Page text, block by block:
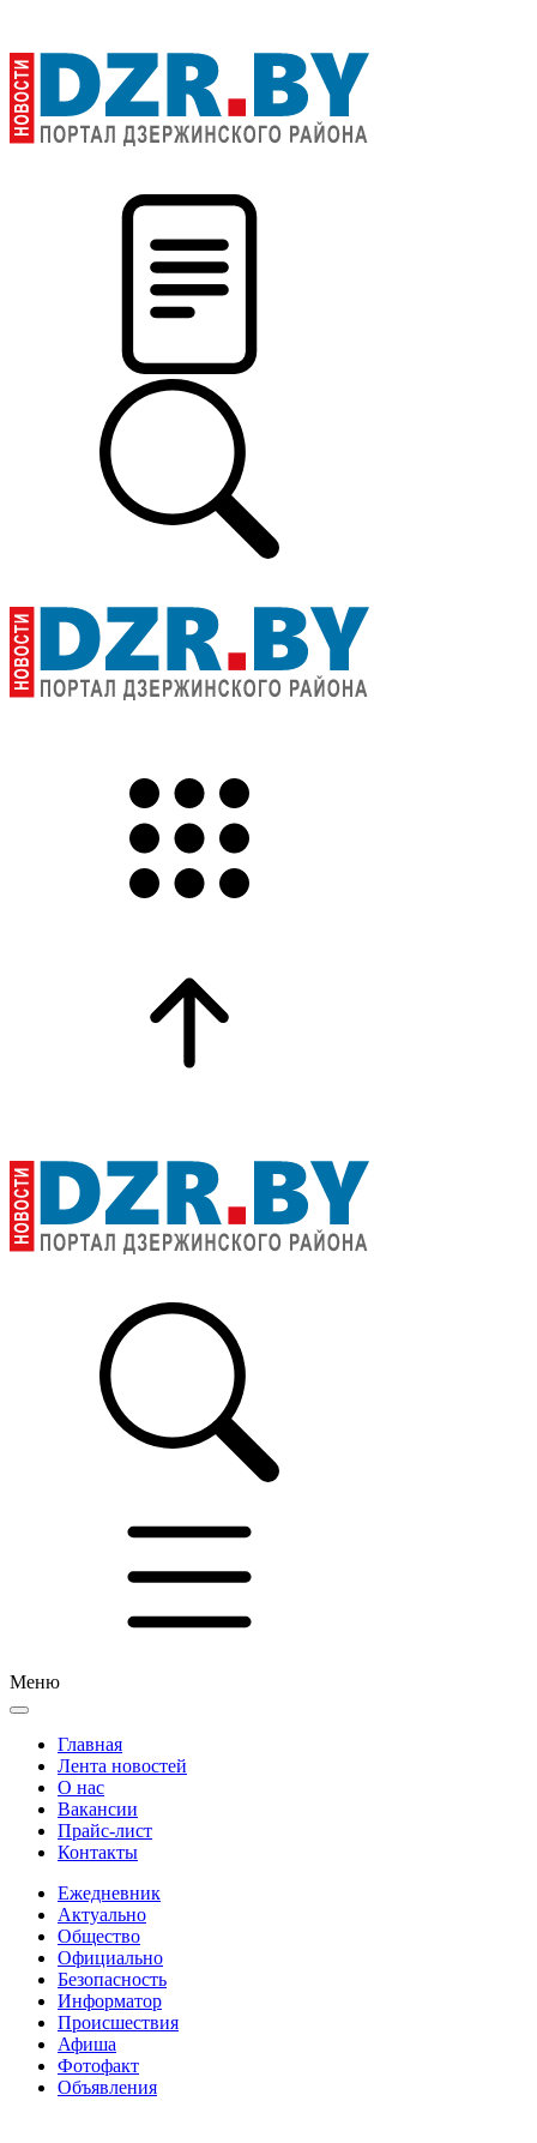
Меню
Главная
Лента новостей
О нас
Вакансии
Прайс-лист
Контакты
Ежедневник
Актуально
Общество
Официально
Безопасность
Информатор
Происшествия
Афиша
Фотофакт
Объявления